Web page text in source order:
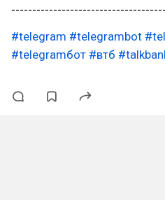
#telegram #telegrambot
#telegramбот #втб